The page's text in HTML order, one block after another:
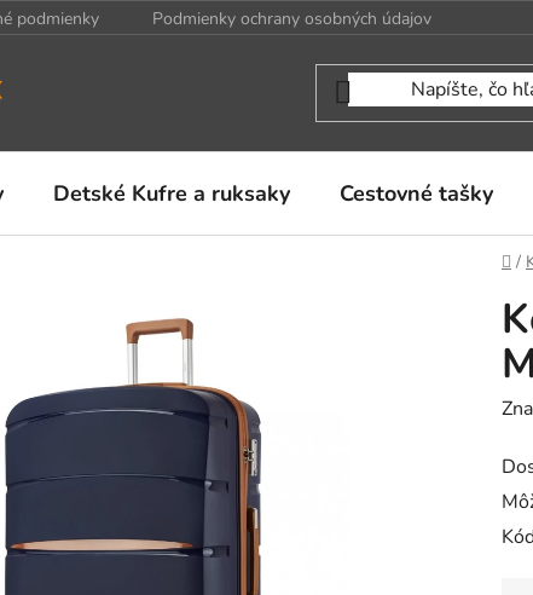
podmienky Podmienky ochrany osobných údajov
Detské Kufre a ruksaky Cestovné tašky
/